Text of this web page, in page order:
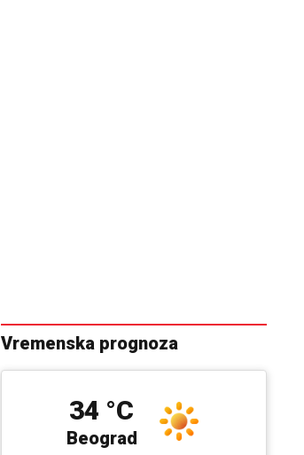
Vremenska prognoza
Beograd
34 °C